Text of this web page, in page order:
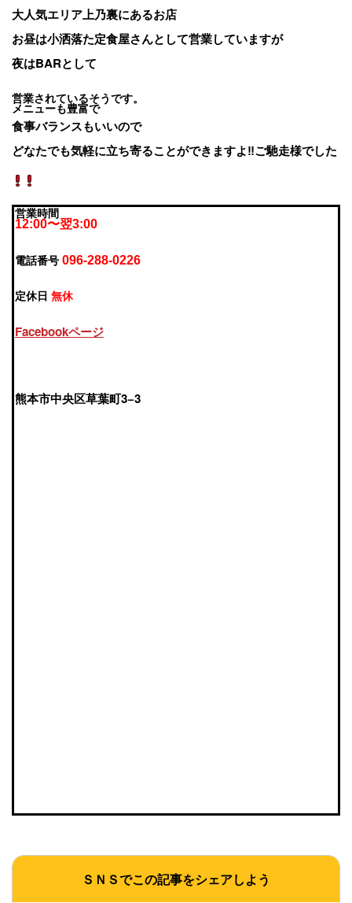
大人気エリア上乃裏にあるお店
お昼は小洒落た定食屋さんとして営業していますが
夜はBARとして
営業されているそうです。
メニューも豊富で
食事バランスもいいので
どなたでも気軽に立ち寄ることができますよ‼︎ご馳走様でした
営業時間
12:00〜翌3:00
電話番号 096-288-0226
定休日 無休
Facebookページ
熊本市中央区草葉町3−3
ＳＮＳでこの記事をシェアしよう